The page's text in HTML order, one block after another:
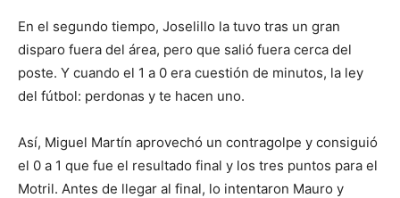
En el segundo tiempo, Joselillo la tuvo tras un gran
disparo fuera del área, pero que salió fuera cerca del
poste. Y cuando el 1 a 0 era cuestión de minutos, la ley
del fútbol: perdonas y te hacen uno.
Así, Miguel Martín aprovechó un contragolpe y consiguió
el 0 a 1 que fue el resultado final y los tres puntos para el
Motril. Antes de llegar al final, lo intentaron Mauro y